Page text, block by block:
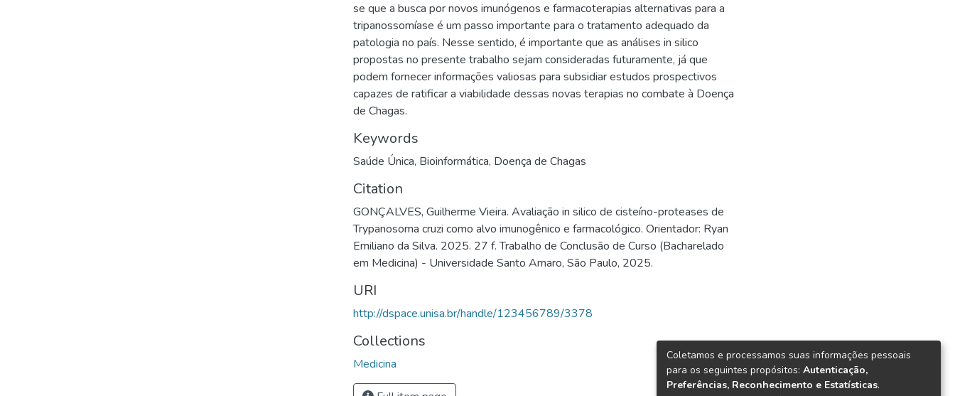
se que a busca por novos imunógenos e farmacoterapias alternativas para a
tripanossomíase é um passo importante para o tratamento adequado da
patologia no país. Nesse sentido, é importante que as análises in silico
propostas no presente trabalho sejam consideradas futuramente, já que
podem fornecer informações valiosas para subsidiar estudos prospectivos
capazes de ratificar a viabilidade dessas novas terapias no combate à Doença
de Chagas.
Keywords
Saúde Única, Bioinformática, Doença de Chagas
Citation
GONÇALVES, Guilherme Vieira. Avaliação in silico de cisteíno-proteases de
Trypanosoma cruzi como alvo imunogênico e farmacológico. Orientador: Ryan
Emiliano da Silva. 2025. 27 f. Trabalho de Conclusão de Curso (Bacharelado
em Medicina) - Universidade Santo Amaro, São Paulo, 2025.
URI
http://dspace.unisa.br/handle/123456789/3378
Collections
Medicina
Coletamos e processamos suas informações pessoais
para os seguintes propósitos: Autenticação,
Preferências, Reconhecimento e Estatísticas.